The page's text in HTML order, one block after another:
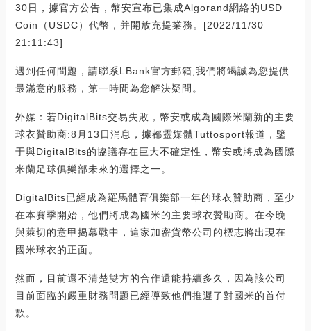
30日，據官方公告，幣安宣布已集成Algorand網絡的USD
Coin（USDC）代幣，并開放充提業務。[2022/11/30
21:11:43]
遇到任何問題，請聯系LBank官方郵箱,我們將竭誠為您提供
最滿意的服務，第一時間為您解決疑問。
外媒：若DigitalBits交易失敗，幣安或成為國際米蘭新的主要
球衣贊助商:8月13日消息，據都靈媒體Tuttosport報道，鑒
于與DigitalBits的協議存在巨大不確定性，幣安或將成為國際
米蘭足球俱樂部未來的選擇之一。
DigitalBits已經成為羅馬體育俱樂部一年的球衣贊助商，至少
在本賽季開始，他們將成為國米的主要球衣贊助商。在今晚
與萊切的意甲揭幕戰中，這家加密貨幣公司的標志將出現在
國米球衣的正面。
然而，目前還不清楚雙方的合作還能持續多久，因為該公司
目前面臨的嚴重財務問題已經導致他們推遲了對國米的首付
款。